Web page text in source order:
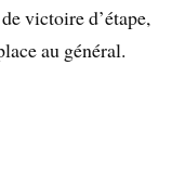
victoire d’étape,
au général.